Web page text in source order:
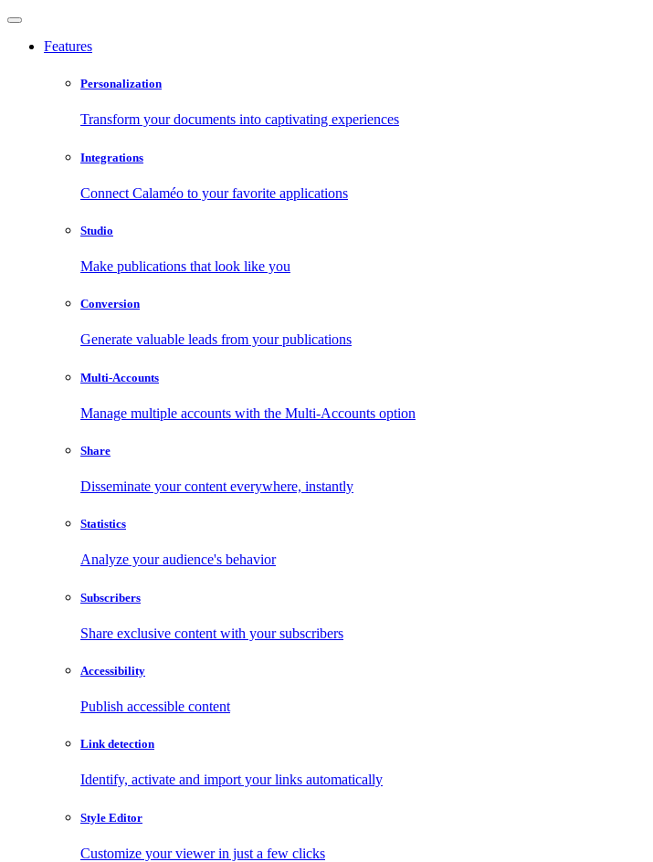
Features
Personalization
Transform your documents into captivating experiences
Integrations
Connect Calaméo to your favorite applications
Studio
Make publications that look like you
Conversion
Generate valuable leads from your publications
Multi-Accounts
Manage multiple accounts with the Multi-Accounts option
Share
Disseminate your content everywhere, instantly
Statistics
Analyze your audience's behavior
Subscribers
Share exclusive content with your subscribers
Accessibility
Publish accessible content
Link detection
Identify, activate and import your links automatically
Style Editor
Customize your viewer in just a few clicks